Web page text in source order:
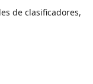
de clasificadores,